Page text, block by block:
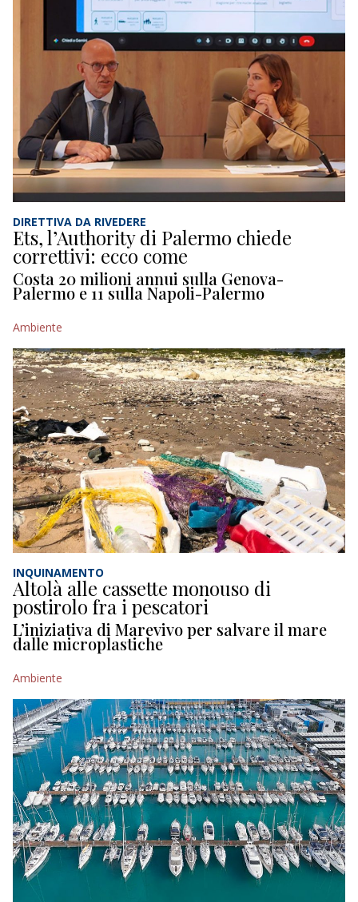
DIRETTIVA DA RIVEDERE
Ets, l’Authority di Palermo chiede
correttivi: ecco come
Costa 20 milioni annui sulla Genova-
Palermo e 11 sulla Napoli-Palermo
Ambiente
INQUINAMENTO
Altolà alle cassette monouso di
postirolo fra i pescatori
L’iniziativa di Marevivo per salvare il mare
dalle microplastiche
Ambiente